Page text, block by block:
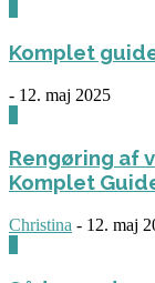
Komplet
- 12. maj 2025
Rengøring af
Komplet
Christina - 12. maj